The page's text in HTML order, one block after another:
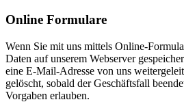
Online Formulare
Wenn Sie mit uns mittels Online-
Daten auf unserem Webserver
eine E-Mail-Adresse von uns
gelöscht, sobald der Geschäftsfall
Vorgaben erlauben.